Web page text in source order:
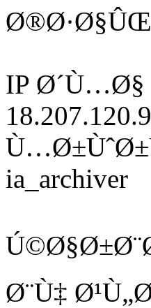
IP Ø´Ù…Ø§
ia_archiver
Ø¨Ù‡